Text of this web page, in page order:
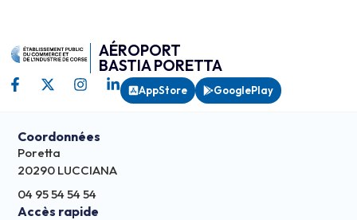
AÉROPORT
BASTIA PORETTA
AppStore GooglePlay
Coordonnées
Poretta
20290 LUCCIANA
04 95 54 54 54
Accès rapide